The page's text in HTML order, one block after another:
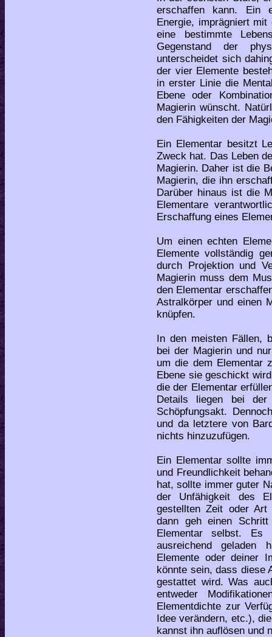
erschaffen kann. Ein
Energie, imprägniert
eine bestimmte
Gegenstand der
unterscheidet sich
der vier Elemente
in erster Linie die
Ebene oder
Magierin wünscht.
den Fähigkeiten der
Ein Elementar besitzt
Zweck hat. Das Leben
Magierin. Daher ist die
Magierin, die ihn
Darüber hinaus ist die
Elementare
Erschaffung eines
Um einen echten
Elemente vollständig
durch Projektion und
Magierin muss dem
den Elementar
Astralkörper und einen
knüpfen.
In den meisten Fällen,
bei der Magierin und
um die dem Elementar
Ebene sie geschickt
die der Elementar
Details liegen bei
Schöpfungsakt.
und da letztere von
nichts hinzuzufügen.
Ein Elementar sollte
und Freundlichkeit
hat, sollte immer guter
der Unfähigkeit des
gestellten Zeit oder
dann geh einen
Elementar selbst.
ausreichend geladen
Elemente oder deiner
könnte sein, dass diese
gestattet wird. Was
entweder
Elementdichte zur
Idee verändern, etc.),
kannst ihn auflösen und